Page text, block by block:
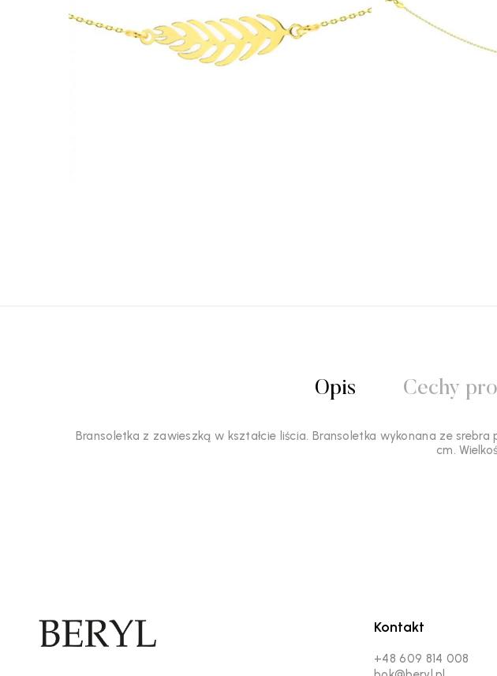
Opis Cechy
Bransoletka z zawieszką w kształcie liścia. Bransoletka wykonana ze
cm.
Kontakt
+48 609 814 008